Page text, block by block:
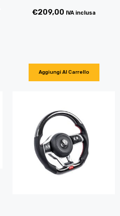
€209,00 IVA inclusa
Aggiungi Al Carrello